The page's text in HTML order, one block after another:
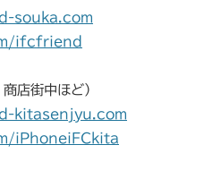
souka.com
ifcfriend
店街中ほど）
kitasenjyu.com
iPhoneiFCkita